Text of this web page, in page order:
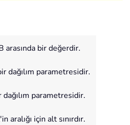
arasında bir değerdir.
dağılım parametresidir.
parametresidir.
aralığı için alt sınırdır.